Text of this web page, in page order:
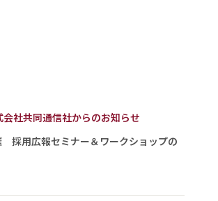
会社共同通信社からのお知らせ
採用広報セミナー＆ワークショップの